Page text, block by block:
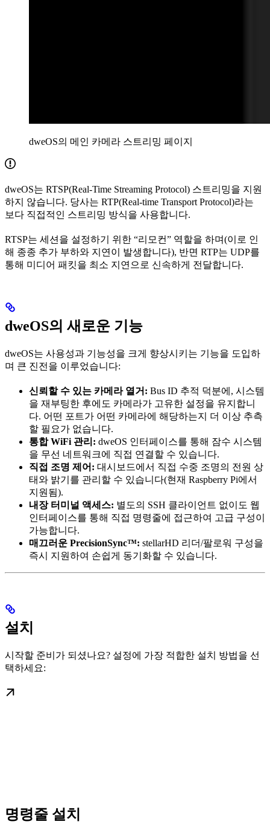
dweOS의 메인 카메라 스트리밍 페이지
dweOS는 RTSP(Real-Time Streaming Protocol) 스트리밍을 지원
하지 않습니다. 당사는 RTP(Real-time Transport Protocol)라는
보다 직접적인 스트리밍 방식을 사용합니다.
RTSP는 세션을 설정하기 위한 “리모컨” 역할을 하며(이로 인
해 종종 추가 부하와 지연이 발생합니다), 반면 RTP는 UDP를
통해 미디어 패킷을 최소 지연으로 신속하게 전달합니다.
dweOS의 새로운 기능
dweOS는 사용성과 기능성을 크게 향상시키는 기능을 도입하
며 큰 진전을 이루었습니다:
신뢰할 수 있는 카메라 열거: Bus ID 추적 덕분에, 시스템
을 재부팅한 후에도 카메라가 고유한 설정을 유지합니
다. 어떤 포트가 어떤 카메라에 해당하는지 더 이상 추측
할 필요가 없습니다.
통합 WiFi 관리: dweOS 인터페이스를 통해 잠수 시스템
을 무선 네트워크에 직접 연결할 수 있습니다.
직접 조명 제어: 대시보드에서 직접 수중 조명의 전원 상
태와 밝기를 관리할 수 있습니다(현재 Raspberry Pi에서
지원됨).
내장 터미널 액세스: 별도의 SSH 클라이언트 없이도 웹
인터페이스를 통해 직접 명령줄에 접근하여 고급 구성이
가능합니다.
매끄러운 PrecisionSync™: stellarHD 리더/팔로워 구성을
즉시 지원하여 손쉽게 동기화할 수 있습니다.
설치
시작할 준비가 되셨나요? 설정에 가장 적합한 설치 방법을 선
택하세요:
명령줄 설치